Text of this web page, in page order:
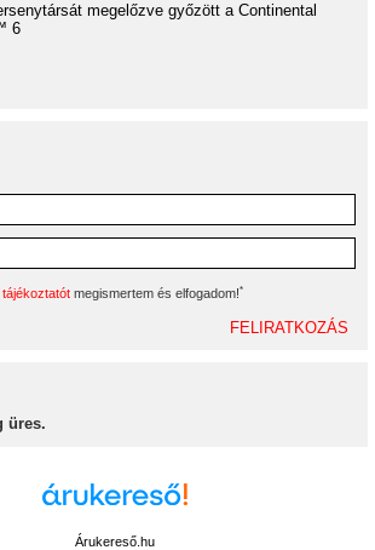
megelőzve győzött a Continental
6
megismertem és elfogadom!*
üres.
Árukereső.hu